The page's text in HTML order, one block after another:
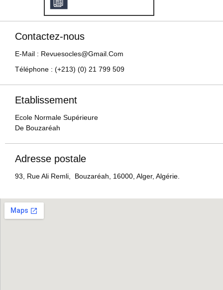
Contactez-nous
E-Mail : Revuesocles@gmail.com
Téléphone : (+213) (0) 21 799 509
Etablissement
Ecole Normale Supérieure
De Bouzaréah
Adresse postale
93, Rue Ali Remli, Bouzaréah, 16000, Alger, Algérie.